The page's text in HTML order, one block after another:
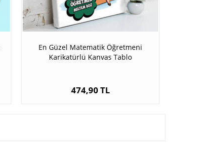
En Güzel Matematik Öğretmeni
Karikatürlü Kanvas Tablo
474,90 TL